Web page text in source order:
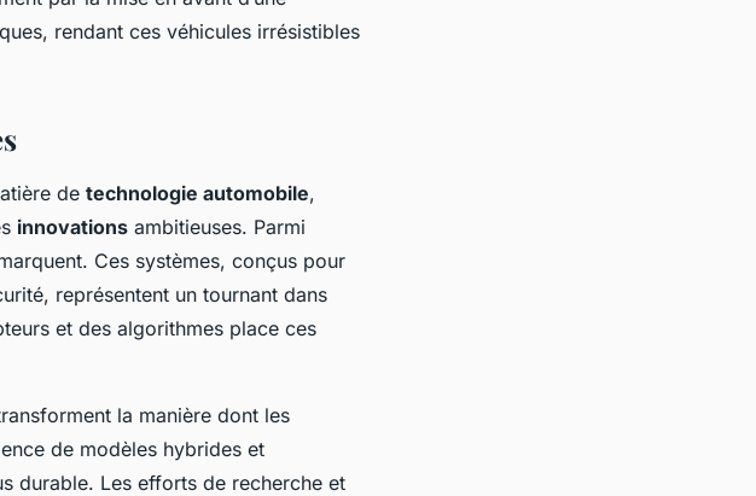
rendant ces véhicules irrésistibles
de technologie automobile,
innovations ambitieuses. Parmi
Ces systèmes, conçus pour
représentent un tournant dans
et des algorithmes place ces
la manière dont les
de modèles hybrides et
durable. Les efforts de recherche et